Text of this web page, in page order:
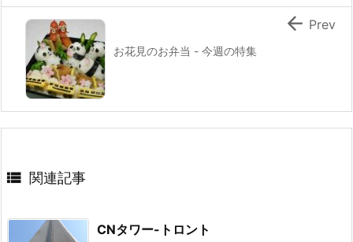
お花見のお弁当 - 今週の特集
 Prev
 関連記事
CNタワー-トロント